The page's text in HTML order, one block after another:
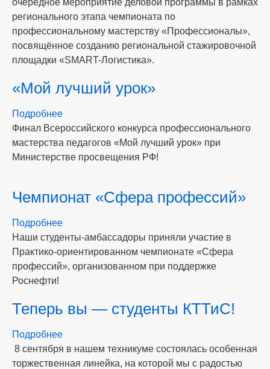
–
региональная
стажировочная
площадка
регионального этапа чемпионата по
профессиональному мастерству «Профессионалы»,
посвящённое созданию региональной стажировочной
площадки «SMART-Логистика».
«Мой лучший урок»
Подробнее
«Мой
лучший
урок»
Финал Всероссийского конкурса профессионального
мастерства педагогов «Мой лучший урок» при
Министерстве просвещения РФ!
Чемпионат «Сфера профессий»
Подробнее
Чемпионат
«Сфера
профессий»
Наши студенты-амбассадоры приняли участие в
Практико-ориентированном чемпионате «Сфера
профессий», организованном при поддержке
Роснефти!
Теперь вы — студенты КТТиС!
Подробнее
Теперь
вы
8 сентября в нашем техникуме состоялась особенная
торжественная линейка, на которой мы с радостью